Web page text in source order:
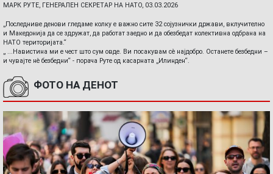
МАРК РУТЕ, ГЕНЕРАЛЕН СЕКРЕТАР НА НАТО, 03.03.2026
„Последниве денови гледаме колку е важно сите 32 сојузнички држави, вклучително
и Македонија да се здружат, да работат заедно и да обезбедат колективна одбрана на
НАТО територијата.“
„ ...Навистина ми е чест што сум овде. Ви посакувам сè најдобро. Останете безбедни –
и чувајте нè безбедни“ - порача Руте од касарната „Илинден“.
ФОТО НА ДЕНОТ